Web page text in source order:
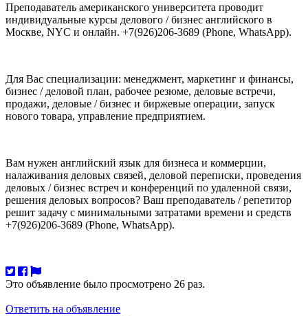
Преподаватель американского университета проводит
индивидуальные курсы делового / бизнес английского в
Москве, NYC и онлайн. +7(926)206-3689 (Phone, WhatsApp).
Для Вас специализации: менеджмент, маркетинг и финансы,
бизнес / деловой план, рабочее резюме, деловые встречи,
продажи, деловые / бизнес и биржевые операции, запуск
нового товара, управление предприятием.
Вам нужен английский язык для бизнеса и коммерции,
налаживания деловых связей, деловой переписки, проведения
деловых / бизнес встреч и конференций по удаленной связи,
решения деловых вопросов? Ваш преподаватель / репетитор
решит задачу с минимальными затратами времени и средств
+7(926)206-3689 (Phone, WhatsApp).
Это объявление было просмотрено 26 раз.
Ответить на объявление